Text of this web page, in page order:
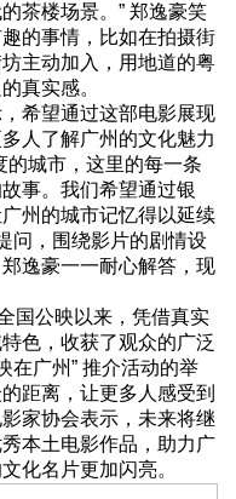
茶楼场景。” 郑逸豪笑
的事情，比如在拍摄街
主动加入，用地道的粤
真实感。
希望通过这部电影展现
人了解广州的文化魅力
的城市，这里的每一条
事。我们希望通过银
州的城市记忆得以延续
问，围绕影片的剧情设
逸豪一一耐心解答，现
国公映以来，凭借真实
色，收获了观众的广泛
在广州” 推介活动的举
距离，让更多人感受到
家协会表示，未来将继
本土电影作品，助力广
化名片更加闪亮。